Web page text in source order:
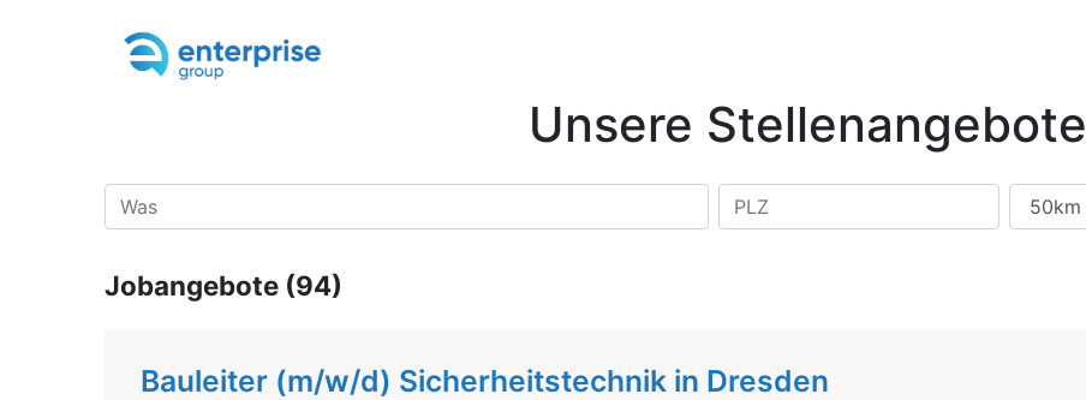
Unsere Stellenangebote
Jobangebote (94)
Bauleiter (m/w/d) Sicherheitstechnik in Dresden